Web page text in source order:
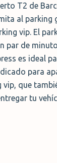
T2 de
al parking
vip. El
par de
es ideal
para
vip, que
tu